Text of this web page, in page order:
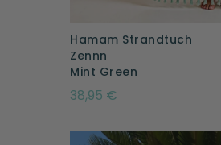
Hamam Strandtuch
Zennn
Mint Green
38,95 €